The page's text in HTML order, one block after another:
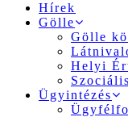
Hírek
Gölle
Gölle
Helyi
Ügyintézés